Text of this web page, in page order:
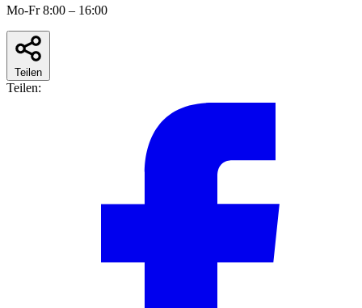
Mo-Fr 8:00 – 16:00
Teilen
Teilen: